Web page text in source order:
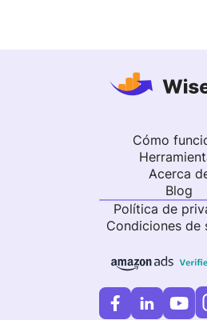
Cómo
Acerca
Blog
Política de
Condiciones de